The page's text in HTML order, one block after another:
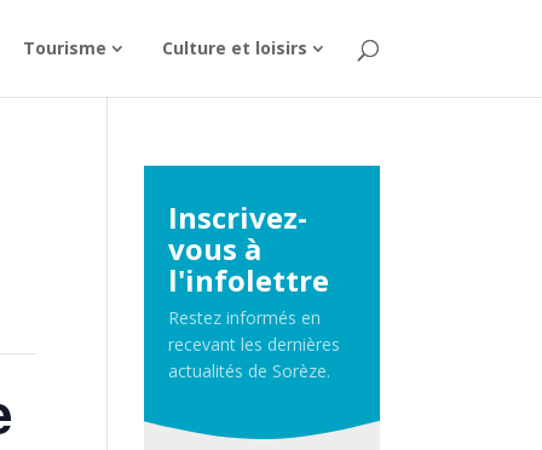
Tourisme Culture et loisirs
Inscrivez-
vous à
l'infolettre
Restez informés en
recevant les dernières
actualités de Sorèze.